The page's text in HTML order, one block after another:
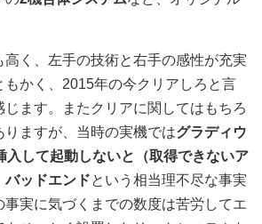
高く、左手の技術と右手の感性が充実
もかく、2015年の今クリアしろと言
ます。またクリアに関してはもちろ
りますが、当時の実機ではグラディウ
入して起動しないと（取得できないア
バッドエンドという相当理不尽な事実
事実に気づくまでの数度は苦労してエ